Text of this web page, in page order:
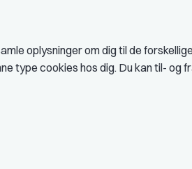
oplysninger om dig til de
type cookies hos dig. Du kan til- og